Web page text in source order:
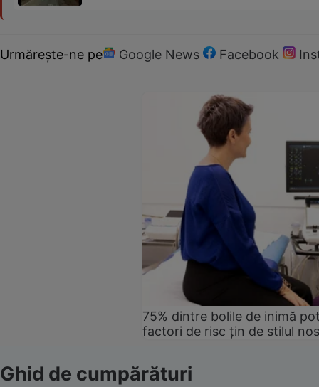
Urmărește-ne pe Google News Facebook
75% dintre bolile de inimă
factori de risc țin de stilul
Ghid de cumpărături